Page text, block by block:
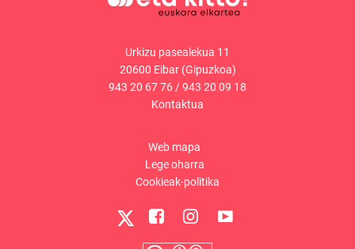
Urkizu pasealekua 11
20600 Eibar (Gipuzkoa)
943 20 67 76/943 20 09 18
Kontaktua
Web mapa
Lege oharra
Cookieak-politika